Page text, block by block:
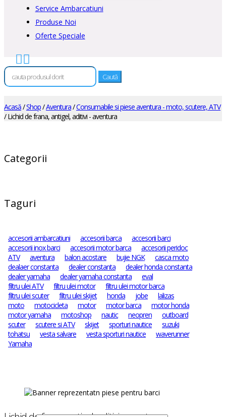
Service Ambarcatiuni
Produse Noi
Oferte Speciale
 
Caută
după:
Acasă/Shop/Aventura/Consumabile si piese aventura - moto, scutere, ATV
/ Lichid de frana, antigel, aditivi - aventura
Categorii
Taguri
accesorii ambarcatiuni accesorii barca
accesorii barci
accesorii inox barci
accesorii motor barca
accesorii peridoc
ATV
aventura balon acostare bujie NGK
casca moto
dealaer constanta
dealer constanta
dealer honda constanta
dealer yamaha
dealer yamaha constanta
eval
filtru ulei ATV
filtru ulei motor
filtru ulei motor barca
filtru ulei scuter
filtru ulei skijet honda jobe
lalizas
moto
motocicleta motor motor barca
motor honda
motor yamaha
motoshop nautic neopren
outboard
scuter
scutere si ATV skijet sporturi nautice
suzuki
tohatsu
vesta salvare vesta sporturi nautice
waverunner
Yamaha